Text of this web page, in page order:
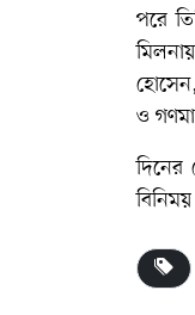
পরে
ও
দিনের